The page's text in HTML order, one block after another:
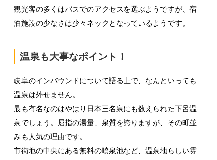
観光客の多くはバスでのアクセスを選ぶようですが、宿
泊施設の少なさは少々ネックとなっているようです。
温泉も大事なポイント！
岐阜のインバウンドについて語る上で、なんといっても
温泉は外せません。
最も有名なのはやはり日本三名泉にも数えられた下呂温
泉でしょう。屈指の湯量、泉質を誇りますが、その町並
みも人気の理由です。
市街地の中央にある無料の噴泉池など、温泉地らしい雰